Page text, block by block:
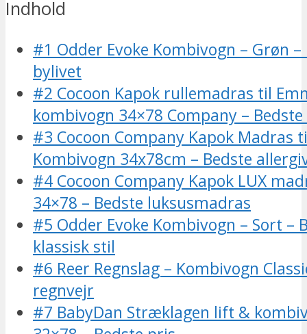
Indhold
#1 Odder Evoke Kombivogn – Grøn
bylivet
#2 Cocoon Kapok rullemadras til
kombivogn 34×78 Company –
#3 Cocoon Company Kapok Madras
Kombivogn 34x78cm – Bedste
#4 Cocoon Company Kapok LUX
34×78 – Bedste luksusmadras
#5 Odder Evoke Kombivogn – Sort –
klassisk stil
#6 Reer Regnslag – Kombivogn
regnvejr
#7 BabyDan Stræklagen lift &